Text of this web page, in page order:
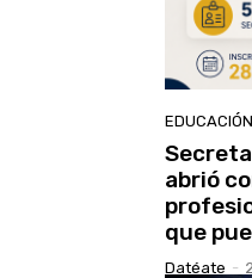
EDUCACIÓN
abrió
que
Datéate -